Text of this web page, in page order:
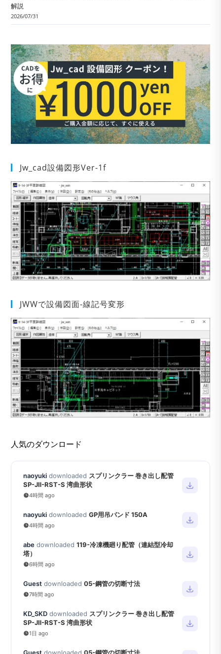
解説
2026/07/31
Jw_cad設備図形Ver-1f
JWWで設備図面-線記号変形
人気のダウンロード
naoyuki downloaded スプリンクラー 巻き出し配管
SP-JⅡ-RST-S 湾曲形状
4時間 ago
naoyuki downloaded GP用吊バンド 150A
4時間 ago
abe downloaded 119-冷凍機廻り配管（連結型冷却
塔）
6時間 ago
Guest downloaded 05-鋼管の切断寸法
7時間 ago
KD_SKD downloaded スプリンクラー 巻き出し配管
SP-JⅡ-RST-S 湾曲形状
1日 ago
Guest downloaded 05-鋼管の切断寸法